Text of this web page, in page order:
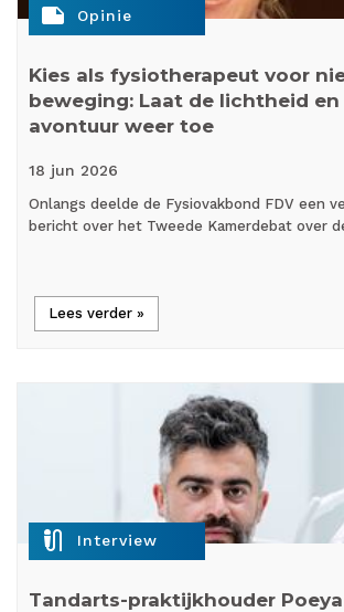
note Opinie
Kies als fysiotherapeut voor
beweging: Laat de lichtheid
avontuur weer toe
18 jun 2026
Onlangs deelde de Fysiovakbond FDV een
bericht over het Tweede Kamerdebat over
Lees verder »
mic_external_on Interview
Tandarts-praktijkhouder